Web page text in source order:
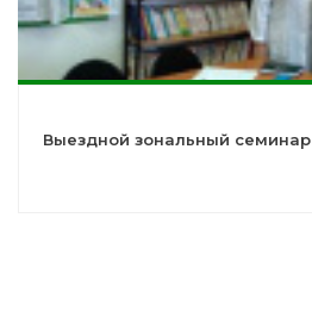
Выездной зональный семинар